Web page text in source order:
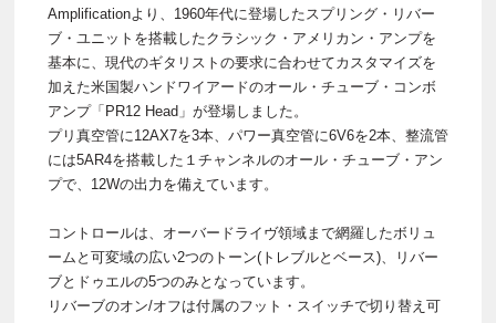
Amplificationより、1960年代に登場したスプリング・リバー
ブ・ユニットを搭載したクラシック・アメリカン・アンプを
基本に、現代のギタリストの要求に合わせてカスタマイズを
加えた米国製ハンドワイアードのオール・チューブ・コンボ
アンプ「PR12 Head」が登場しました。
プリ真空管に12AX7を3本、パワー真空管に6V6を2本、整流管
には5AR4を搭載した１チャンネルのオール・チューブ・アン
プで、12Wの出力を備えています。
コントロールは、オーバードライヴ領域まで網羅したボリュ
ームと可変域の広い2つのトーン(トレブルとベース)、リバー
ブとドゥエルの5つのみとなっています。
リバーブのオン/オフは付属のフット・スイッチで切り替え可